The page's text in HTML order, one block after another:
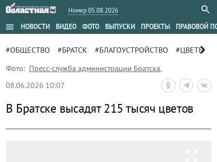
Номер 05.08.2026
menu НОВОСТИ ВИДЕО ФОТО ВЫПУСКИ ПРОЕКТЫ ПРАВОВОЙ
#ОБЩЕСТВО #БРАТСК #БЛАГОУСТРОЙСТВО #ЦВЕТЫ
chevron_right
Фото: Пресс-служба администрации Братска,
08.06.2026 10:07
В Братске высадят 215 тысяч цветов